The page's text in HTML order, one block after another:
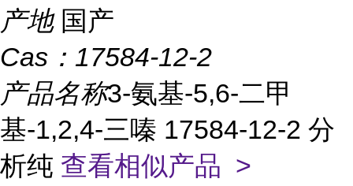
产地 国产
Cas： 17584-12-2
产品名称3-氨基-5,6-二甲
基-1,2,4-三嗪 17584-12-2 分
析纯 查看相似产品 >